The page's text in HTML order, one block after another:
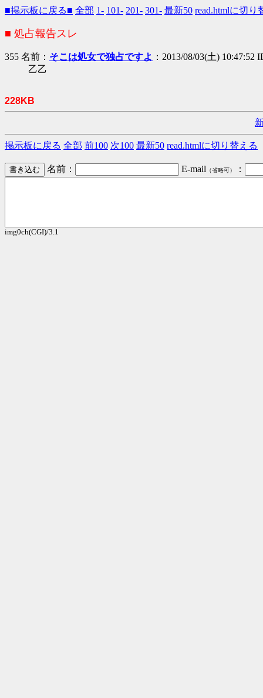
■掲示板に戻る■ 全部 1- 101- 201- 301- 最新50 read.htmlに切り
■ 処占報告スレ
355 名前： そこは処女で独占ですよ ：2013/08/03(土) 10:47:52
乙乙
228KB
掲示板に戻る 全部 前100 次100 最新50 read.htmlに切り替える
名前： E-mail （省略可） ：
img0ch(CGI)/3.1